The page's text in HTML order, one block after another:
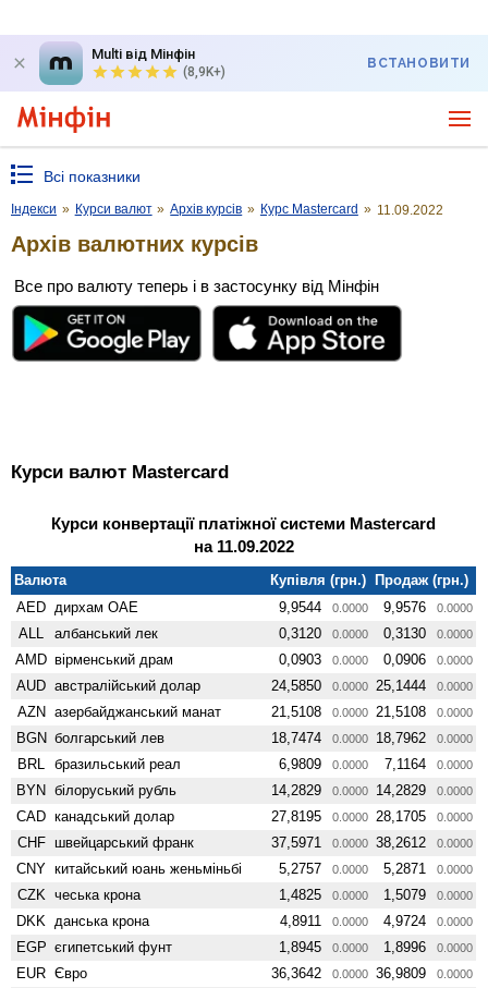
Multi від Мінфін
(8,9K+)
ВСТАНОВИТИ
Всі показники
Індекси » Курси валют » Архів курсів » Курс Mastercard » 11.09.2022
Архів валютних курсів
Все про валюту теперь і в застосунку від Мінфін
Курси валют Mastercard
Курси конвертації платіжної системи Mastercard
на 11.09.2022
Валюта Купівля (грн.)
Продаж (грн.)
AED дирхам ОАЕ 9,9544 0.0000 9,9576 0.0000
ALL албанський лек 0,3120 0.0000 0,3130 0.0000
AMD вiрменський драм 0,0903 0.0000 0,0906 0.0000
AUD австралійський долар 24,5850 0.0000 25,1444 0.0000
AZN азербайджанський манат 21,5108 0.0000 21,5108 0.0000
BGN болгарський лев 18,7474 0.0000 18,7962 0.0000
BRL бразильський реал 6,9809 0.0000 7,1164 0.0000
BYN білоруський рубль 14,2829 0.0000 14,2829 0.0000
CAD канадський долар 27,8195 0.0000 28,1705 0.0000
CHF швейцарський франк 37,5971 0.0000 38,2612 0.0000
CNY китайський юань женьмiньбi 5,2757 0.0000 5,2871 0.0000
CZK чеська крона 1,4825 0.0000 1,5079 0.0000
DKK данська крона 4,8911 0.0000 4,9724 0.0000
EGP єгипетський фунт 1,8945 0.0000 1,8996 0.0000
EUR Євро 36,3642 0.0000 36,9809 0.0000